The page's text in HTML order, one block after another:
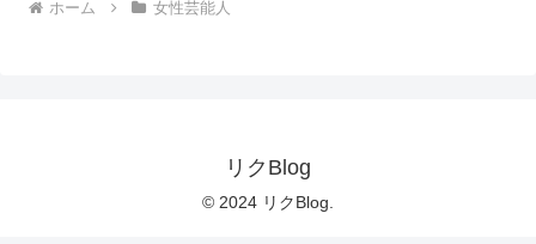
ホーム 女性芸能人
リクBlog
© 2024 リクBlog.